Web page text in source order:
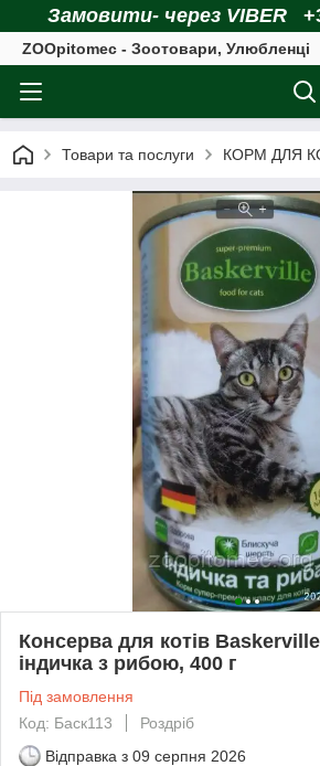
Замовити- через VIBER
ZOOpitomec - Зоотовари, Улюбленці
Товари та послуги КОРМ ДЛЯ
Консерва для котів
індичка з рибою, 400 г
Під замовлення
Код: Баск113
Роздріб
Відправка з 09 серпня 2026